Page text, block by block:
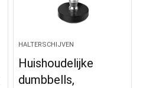
HALTERSCHIJVEN
Huishoudelijke
dumbbells,